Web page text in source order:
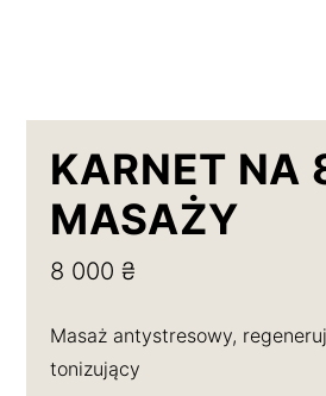
KARNET NA
MASAŻY
8 000₴
Masaż antystresowy,
tonizujący